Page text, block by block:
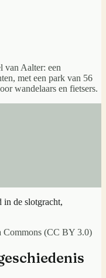
van Aalter: een
met een park van 56
wandelaars en fietsers.
Commons (CC BY 3.0)